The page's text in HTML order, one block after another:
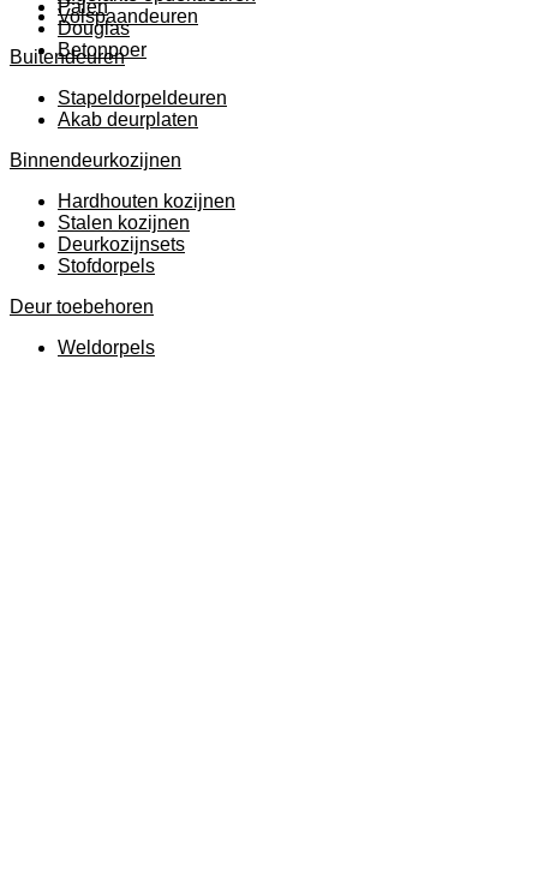
Palen
Douglas
Betonpoer
Volspaandeuren
Buitendeuren
Stapeldorpeldeuren
Akab deurplaten
Binnendeurkozijnen
Hardhouten kozijnen
Stalen kozijnen
Deurkozijnsets
Stofdorpels
Deur toebehoren
Weldorpels